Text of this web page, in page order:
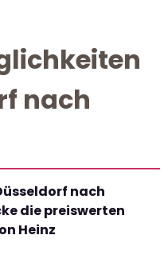
nach
nach
die preiswerten
Heinz